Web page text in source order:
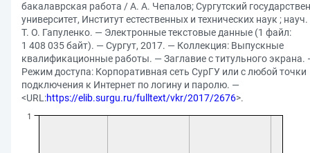
бакалаврская работа / А. А. Чепалов; Сургутский
университет, Институт естественных и технических наук ;
Т. О. Гапуленко. — Электронные текстовые данные (1 файл:
1 408 035 байт). — Сургут, 2017. — Коллекция: Выпускные
квалификационные работы. — Заглавие с титульного экрана.
Режим доступа: Корпоративная сеть СурГУ или с любой точки
подключения к Интернет по логину и паролю. —
<URL:https://elib.surgu.ru/fulltext/vkr/2017/2676>.